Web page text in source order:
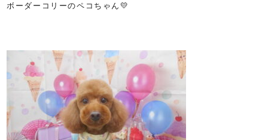
ボーダーコリーのペコちゃん💛